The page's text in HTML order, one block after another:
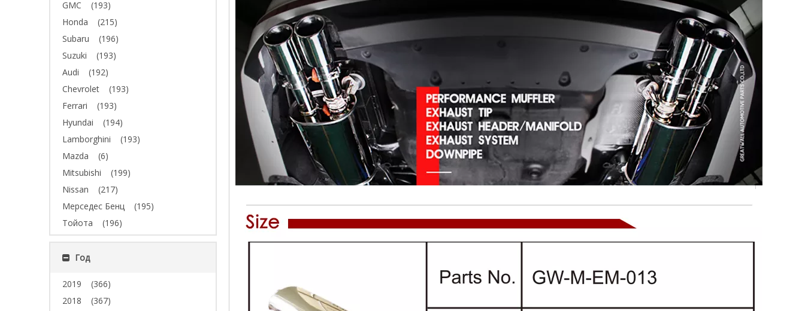
GMC
(193)
Honda
(215)
Subaru
(196)
Suzuki
(193)
Audi
(192)
Chevrolet
(193)
Ferrari
(193)
Hyundai
(194)
Lamborghini
(193)
Mazda
(6)
Mitsubishi
(199)
Nissan
(217)
Мерседес Бенц
(195)
Тойота
(196)
Год
2019
(366)
2018
(367)